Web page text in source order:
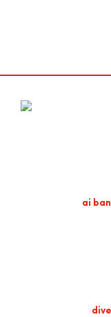
ai